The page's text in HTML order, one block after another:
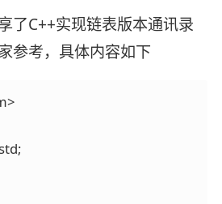
了C++实现链表版本通讯录
参考，具体内容如下